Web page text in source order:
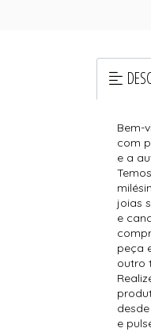
Bem-
com
e a
joias
e
peça
outro
e